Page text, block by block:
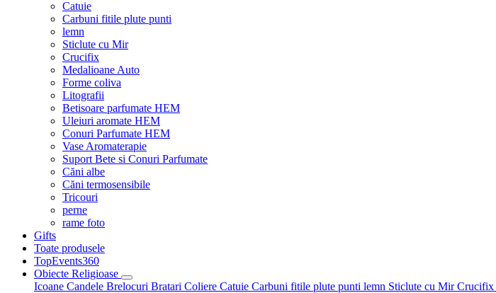
Catuie
Carbuni fitile plute punti
lemn
Sticlute cu Mir
Crucifix
Medalioane Auto
Forme coliva
Litografii
Betisoare parfumate HEM
Uleiuri aromate HEM
Conuri Parfumate HEM
Vase Aromaterapie
Suport Bete si Conuri Parfumate
Căni albe
Căni termosensibile
Tricouri
perne
rame foto
Gifts
Toate produsele
TopEvents360
Obiecte Religioase
Icoane Candele Brelocuri Bratari Coliere Catuie Carbuni fitile plute punti lemn Sticlute cu MirCrucifix